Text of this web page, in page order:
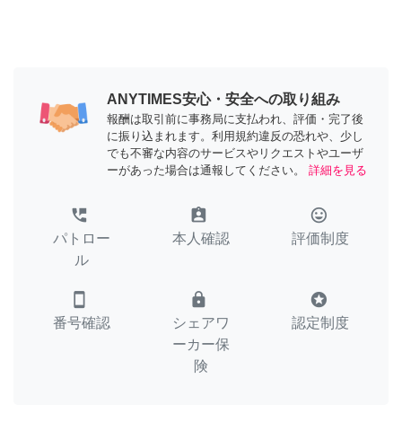
ANYTIMES安心・安全への取り組み
報酬は取引前に事務局に支払われ、評価・完了後
に振り込まれます。利用規約違反の恐れや、少し
でも不審な内容のサービスやリクエストやユーザ
ーがあった場合は通報してください。
詳細を見る
perm_phone_msg
パトロー
ル
assignment_ind
本人確認
tag_faces
評価制度
smartphone
番号確認
lock
シェアワ
ーカー保
険
stars
認定制度